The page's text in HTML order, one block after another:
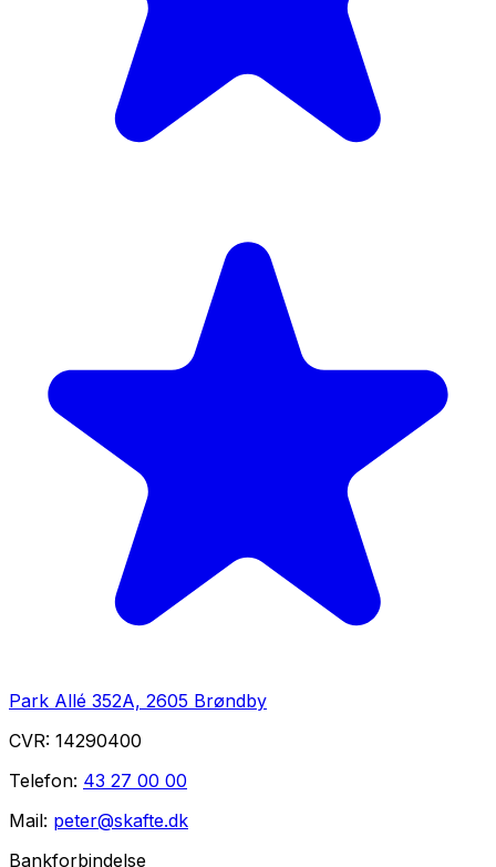
Park Allé 352A, 2605 Brøndby
CVR: 14290400
Telefon: 43 27 00 00
Mail: peter@skafte.dk
Bankforbindelse